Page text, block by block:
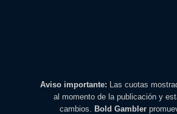
Aviso importante: Las cuotas
al momento de la publicación y
cambios.
Bold Gambler